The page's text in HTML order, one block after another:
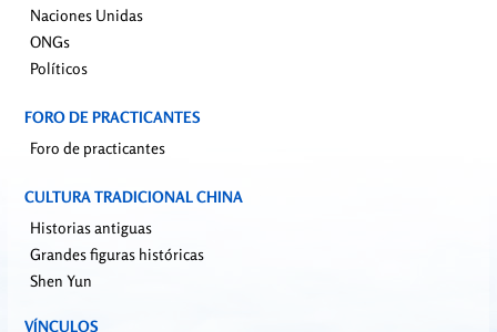
Naciones Unidas
ONGs
Políticos
FORO DE PRACTICANTES
Foro de practicantes
CULTURA TRADICIONAL CHINA
Historias antiguas
Grandes figuras históricas
Shen Yun
VÍNCULOS